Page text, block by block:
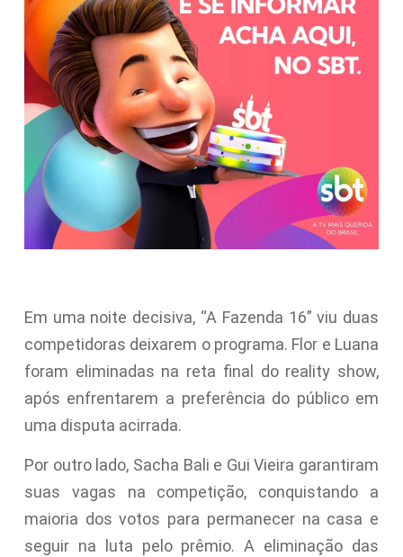
Em uma noite decisiva, “A Fazenda 16” viu duas
competidoras deixarem o programa. Flor e Luana
foram eliminadas na reta final do reality show,
após enfrentarem a preferência do público em
uma disputa acirrada.
Por outro lado, Sacha Bali e Gui Vieira garantiram
suas vagas na competição, conquistando a
maioria dos votos para permanecer na casa e
seguir na luta pelo prêmio. A eliminação das